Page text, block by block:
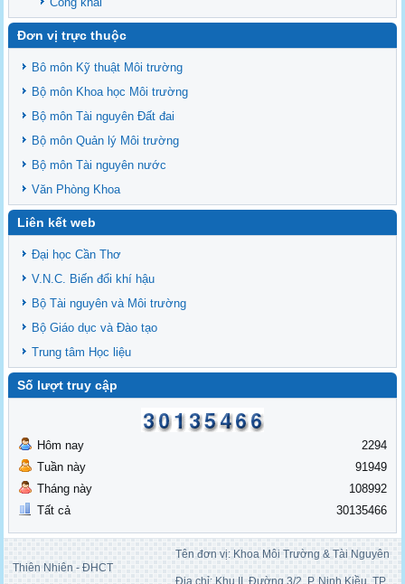
Đơn vị trực thuộc
Bô môn Kỹ thuật Môi trường
Bộ môn Khoa học Môi trường
Bộ môn Tài nguyên Đất đai
Bộ môn Quản lý Môi trường
Bộ môn Tài nguyên nước
Văn Phòng Khoa
Liên kết web
Đại học Cần Thơ
V.N.C. Biến đổi khí hậu
Bộ Tài nguyên và Môi trường
Bộ Giáo dục và Đào tạo
Trung tâm Học liệu
Số lượt truy cập
Hôm nay
Tuần này
Tháng này
Tất cả
2294
91949
108992
30135466
Tên đơn vị: Khoa Môi Trường & Tài Nguyên
Thiên Nhiên - ĐHCT
Địa chỉ: Khu II, Đường 3/2, P. Ninh Kiều, TP.